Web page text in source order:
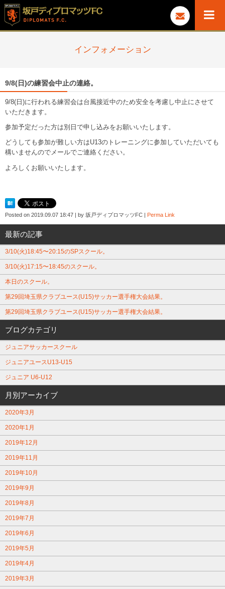
インフォメーション
9/8(日)の練習会中止の連絡。
9/8(日)に行われる練習会は台風接近中のため安全を考慮し中止にさせて
いただきます。
参加予定だった方は別日で申し込みをお願いいたします。
どうしても参加が難しい方はU13のトレーニングに参加していただいても
構いませんのでメールでご連絡ください。
よろしくお願いいたします。
Posted on 2019.09.07 18:47 | by 坂戸ディプロマッツFC | Perma Link
最新の記事
3/10(火)18:45〜20:15のSPスクール。
3/10(火)17:15〜18:45のスクール。
本日のスクール。
第29回埼玉県クラブユース(U15)サッカー選手権大会結果。
第29回埼玉県クラブユース(U15)サッカー選手権大会結果。
ブログカテゴリ
ジュニアサッカースクール
ジュニアユースU13-U15
ジュニア U6-U12
月別アーカイブ
2020年3月
2020年1月
2019年12月
2019年11月
2019年10月
2019年9月
2019年8月
2019年7月
2019年6月
2019年5月
2019年4月
2019年3月